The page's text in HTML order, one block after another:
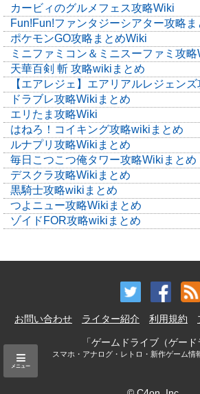
カービィのグルメフェス攻略Wiki
Fun!Fun!ファンタジーシアター攻略
ポケモンGO攻略まとめWiki
ミニファミコン＆ミニスーファミ攻
天華百剣 斬 攻略wikiまとめ
【エアレジェ】エアリアルレジェン
ドラブレ攻略Wikiまとめ
エリたま攻略Wiki
はねろ！コイキング攻略wikiまとめ
ルナプリ攻略Wikiまとめ
毎日こつこつ俺タワー攻略Wikiまとめ
デスクラ攻略Wikiまとめ
黒騎士攻略wikiまとめ
つよニュー攻略Wikiまとめ
ゾイドFOR攻略wikiまとめ
お問い合わせ ライター紹介 利用規約
「ゲームドライブ（ゲード
スマホ・アナログ・レトロ・新作ゲーム情
メニュー